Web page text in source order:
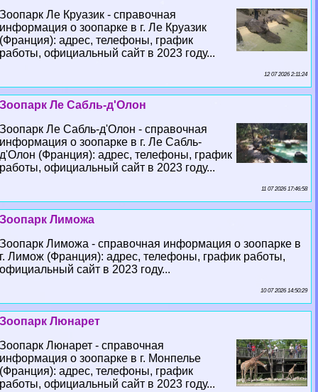
Зоопарк Ле Круазик - справочная
информация о зоопарке в г. Ле Круазик
(Франция): адрес, телефоны, график
работы, официальный сайт в 2023 году...
12 07 2026 2:11:24
Зоопарк Ле Сабль-д'Олон
Зоопарк Ле Сабль-д'Олон - справочная
информация о зоопарке в г. Ле Сабль-
д'Олон (Франция): адрес, телефоны, график
работы, официальный сайт в 2023 году...
11 07 2026 17:46:58
Зоопарк Лиможа
Зоопарк Лиможа - справочная информация о зоопарке в
г. Лимож (Франция): адрес, телефоны, график работы,
официальный сайт в 2023 году...
10 07 2026 14:50:29
Зоопарк Люнарет
Зоопарк Люнарет - справочная
информация о зоопарке в г. Монпелье
(Франция): адрес, телефоны, график
работы, официальный сайт в 2023 году...